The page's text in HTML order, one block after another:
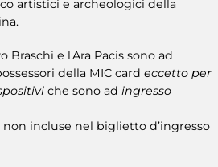
artistici e archeologici della
Braschi e l'Ara Pacis sono ad
della MIC card eccetto per
che sono ad ingresso
incluse nel biglietto d’ingresso